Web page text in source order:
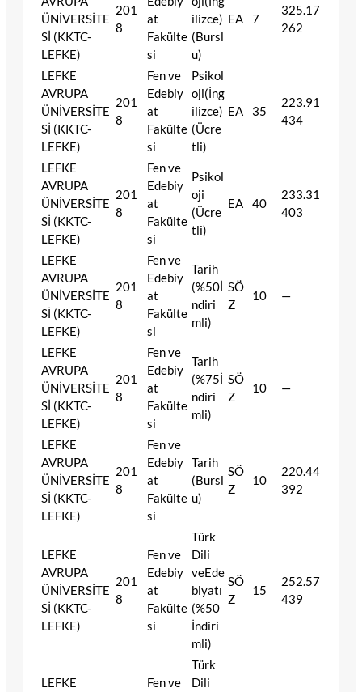
ÜNİVERSİTE
Sİ (KKTC-
LEFKE)
201
8
at
Fakülte
si
ilizce)
(Bursl
u)
EA 7
325.17
262
LEFKE
AVRUPA
ÜNİVERSİTE
Sİ (KKTC-
LEFKE)
201
8
Fen ve
Edebiy
at
Fakülte
si
Psikol
oji(İng
ilizce)
(Ücre
tli)
EA 35
223.91
434
LEFKE
AVRUPA
ÜNİVERSİTE
Sİ (KKTC-
LEFKE)
201
8
Fen ve
Edebiy
at
Fakülte
si
Psikol
oji
(Ücre
tli)
EA 40
233.31
403
LEFKE
AVRUPA
ÜNİVERSİTE
Sİ (KKTC-
LEFKE)
201
8
Fen ve
Edebiy
at
Fakülte
si
Tarih
(%50İ
ndiri
mli)
SÖ
Z
10 —
LEFKE
AVRUPA
ÜNİVERSİTE
Sİ (KKTC-
LEFKE)
201
8
Fen ve
Edebiy
at
Fakülte
si
Tarih
(%75İ
ndiri
mli)
SÖ
Z
10 —
LEFKE
AVRUPA
ÜNİVERSİTE
Sİ (KKTC-
LEFKE)
201
8
Fen ve
Edebiy
at
Fakülte
si
Tarih
(Bursl
u)
SÖ
Z
10
220.44
392
LEFKE
AVRUPA
ÜNİVERSİTE
Sİ (KKTC-
LEFKE)
201
8
Fen ve
Edebiy
at
Fakülte
si
Türk
Dili
veEde
biyatı
(%50
İndiri
mli)
SÖ
Z
15
252.57
439
LEFKE
Fen ve
Türk
Dili